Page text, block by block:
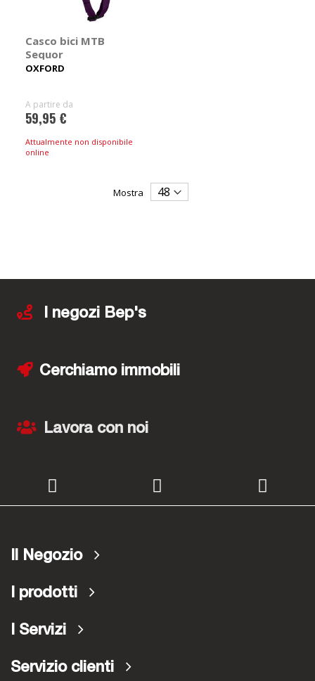
Casco bici MTB
Sequor
OXFORD
A partire da
59,95 €
Attualmente non disponibile
online
Mostra
I negozi Bep's
Cerchiamo immobili
Lavora con noi
Il Negozio
I prodotti
I Servizi
Servizio clienti